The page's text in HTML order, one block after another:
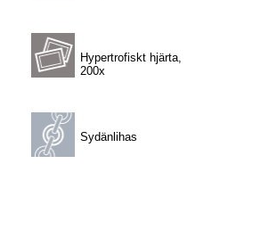
Hypertrofiskt hjärta,
200x
Sydänlihas